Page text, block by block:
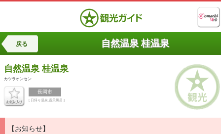
戻る 自然温泉 桂温泉
自然温泉桂温泉
カツラオンセン
長岡市
[ 日帰り温泉,露天風呂 ]
【お知らせ】